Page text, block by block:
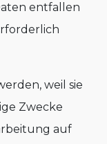
entfallen
weil sie
Zwecke
auf